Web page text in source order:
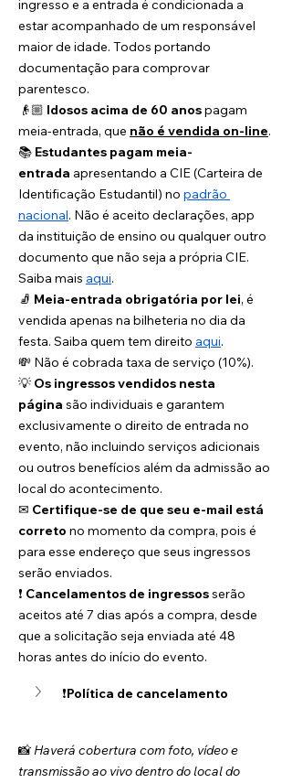
ingresso e a entrada é condicionada a
estar acompanhado de um responsável
maior de idade. Todos portando
documentação para comprovar
parentesco.
👴🏼 Idosos acima de 60 anos pagam
meia-entrada, que não é vendida on-line.
📚 Estudantes pagam meia-
entrada apresentando a CIE (Carteira de
Identificação Estudantil) no padrão
nacional. Não é aceito declarações, app
da instituição de ensino ou qualquer outro
documento que não seja a própria CIE.
Saiba mais aqui.
🧦 Meia-entrada obrigatória por lei, é
vendida apenas na bilheteria no dia da
festa. Saiba quem tem direito aqui.
💸 Não é cobrada taxa de serviço (10%).
💡 Os ingressos vendidos nesta
página são individuais e garantem
exclusivamente o direito de entrada no
evento, não incluindo serviços adicionais
ou outros benefícios além da admissão ao
local do acontecimento.
✉ Certifique-se de que seu e-mail está
correto no momento da compra, pois é
para esse endereço que seus ingressos
serão enviados.
❗ Cancelamentos de ingressos serão
aceitos até 7 dias após a compra, desde
que a solicitação seja enviada até 48
horas antes do início do evento.
❗Política de cancelamento
📸 Haverá cobertura com foto, vídeo e
transmissão ao vivo dentro do local do